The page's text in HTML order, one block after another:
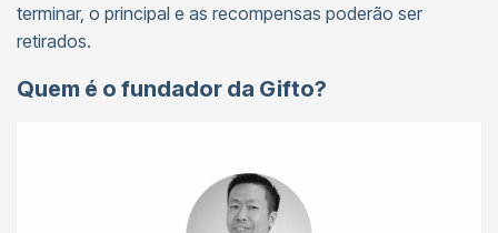
terminar, o principal e as recompensas poderão ser
retirados.
Quem é o fundador da Gifto?